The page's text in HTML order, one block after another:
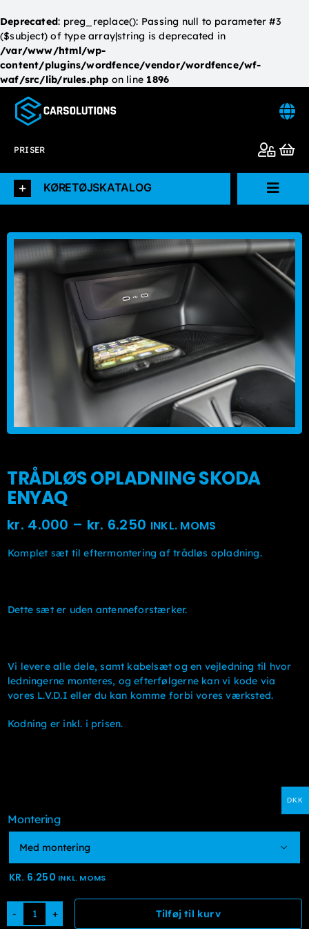
Deprecated: preg_replace(): Passing null to parameter #3
($subject) of type array|string is deprecated in
/var/www/html/wp-
content/plugins/wordfence/vendor/wordfence/wf-
waf/src/lib/rules.php on line 1896
content
PRISER
KØRETØJSKATALOG
Køretøjskatalog
L.V.D.I
Monteringscentre
TRÅDLØS OPLADNING SKODA
ENYAQ
kr. 4.000 – kr. 6.250 Prisinterval:
kr. 4.000kr. 3.200
til
INKL. MOMS
Komplet sæt til eftermontering af trådløs opladning.
Dette sæt er uden antenneforstærker.
Vi levere alle dele, samt kabelsæt og en vejledning til hvor
ledningerne monteres, og efterfølgerne kan vi kode via
vores L.V.D.I eller du kan komme forbi vores værksted.
Kodning er inkl. i prisen.
Montering

KR. 6.250 INKL. MOMS
Trådløs
Tilføj til kurv
DKK